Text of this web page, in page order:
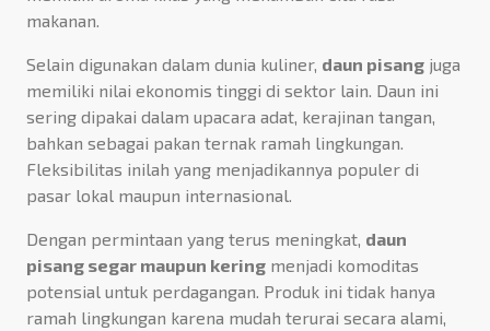
makanan.
Selain digunakan dalam dunia kuliner, daun pisang juga
memiliki nilai ekonomis tinggi di sektor lain. Daun ini
sering dipakai dalam upacara adat, kerajinan tangan,
bahkan sebagai pakan ternak ramah lingkungan.
Fleksibilitas inilah yang menjadikannya populer di
pasar lokal maupun internasional.
Dengan permintaan yang terus meningkat, daun
pisang segar maupun kering menjadi komoditas
potensial untuk perdagangan. Produk ini tidak hanya
ramah lingkungan karena mudah terurai secara alami,